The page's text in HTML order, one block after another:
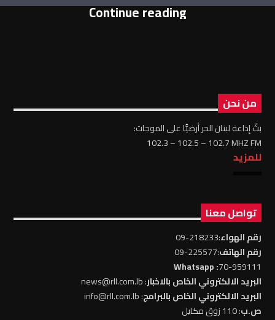
Continue reading
من نحن
بثّ إذاعة لبنان الحر أرضيًّا على الموجات:
102.3 – 102.5 – 102.7 MHZ FM
للمزيد
تواصل معنا
رقم الهواء:218233-09
رقم الهاتف:225577-09
70-959111
: Whatsapp
البريد الالكتروني الخاص بالاخبار: news@rll.com.lb
البريد الالكتروني الخاص بالبرامج: info@rll.com.lb
ص.ب: 110 زوق مكايل